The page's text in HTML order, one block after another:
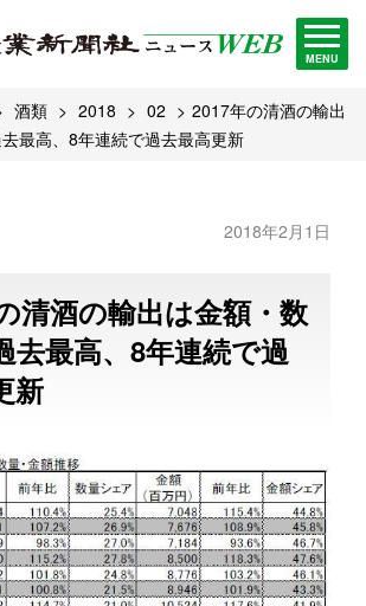
MENU
み
酒類 2018 02
2017年の清酒の輸出
最高、8年連続で過去最高更新
2018年2月1日
清酒の輸出は金額・数
去最高、8年連続で過
新